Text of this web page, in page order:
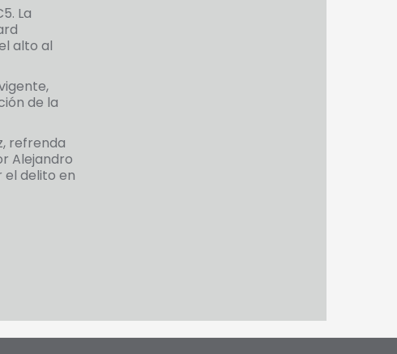
La
alto al
de la
refrenda
Alejandro
delito en